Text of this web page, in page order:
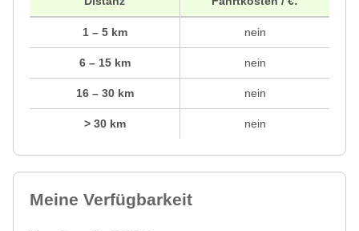
1 – 5 km
6 – 15 km
16 – 30 km
> 30 km
nein
nein
nein
nein
Meine Verfügbarkeit